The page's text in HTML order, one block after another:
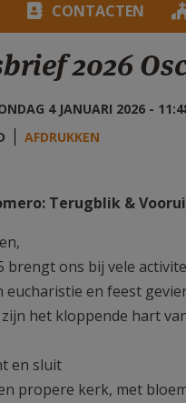
CONTACTEN
2026
4 JANUARI 2026 -
AFDRUKKEN
Terugblik &
brengt ons bij vele
eucharistie en feest
het kloppende hart
en sluit
propere kerk, met